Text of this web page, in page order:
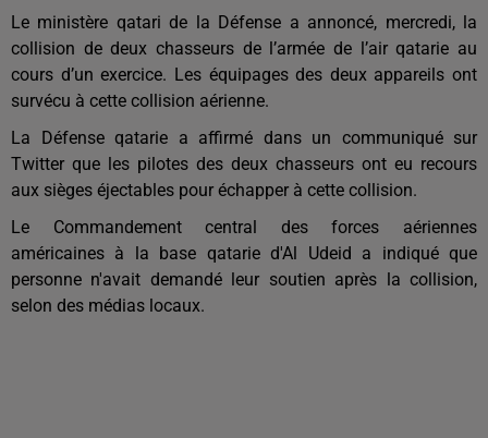
Le ministère qatari de la Défense a annoncé, mercredi, la
collision de deux chasseurs de l’armée de l’air qatarie au
cours d’un exercice. Les équipages des deux appareils ont
survécu à cette collision aérienne.
La Défense qatarie a affirmé dans un communiqué sur
Twitter que les pilotes des deux chasseurs ont eu recours
aux sièges éjectables pour échapper à cette collision.
Le Commandement central des forces aériennes
américaines à la base qatarie d'Al Udeid a indiqué que
personne n'avait demandé leur soutien après la collision,
selon des médias locaux.